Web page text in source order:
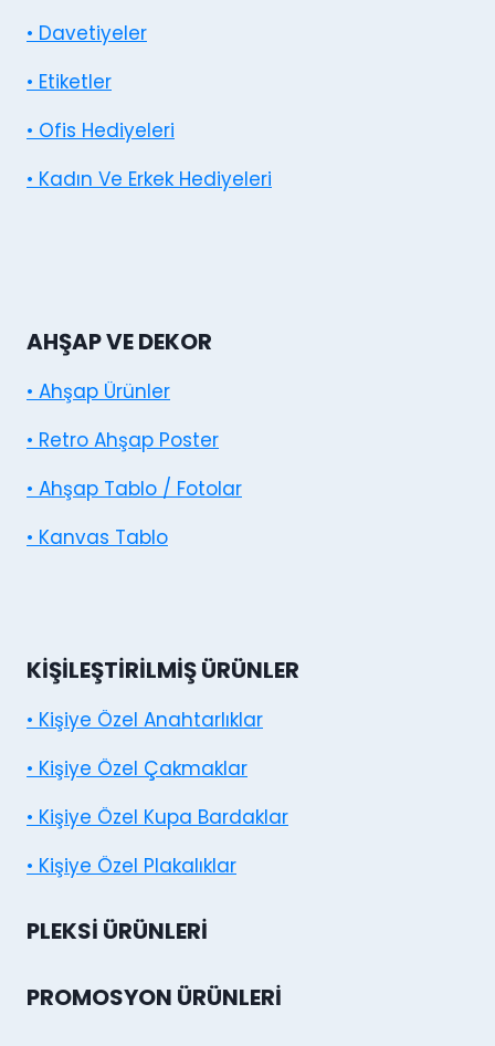
• Davetiyeler
• Etiketler
• Ofis Hediyeleri
• Kadın Ve Erkek Hediyeleri
AHŞAP VE DEKOR
• Ahşap Ürünler
• Retro Ahşap Poster
• Ahşap Tablo / Fotolar
• Kanvas Tablo
KIŞILEŞTIRILMIŞ ÜRÜNLER
• Kişiye Özel Anahtarlıklar
• Kişiye Özel Çakmaklar
• Kişiye Özel Kupa Bardaklar
• Kişiye Özel Plakalıklar
PLEKSI ÜRÜNLERI
PROMOSYON ÜRÜNLERI